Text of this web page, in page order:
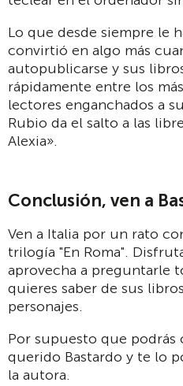
Lo que desde siempre le
convirtió en algo más
autopublicarse y sus
rápidamente entre los
lectores enganchados a
Rubio da el salto a las
Alexia».
Conclusión, ven a
Ven a Italia por un rato
trilogía "En Roma".
aprovecha a preguntarle
quieres saber de sus
personajes.
Por supuesto que
querido Bastardo y te lo
la autora.